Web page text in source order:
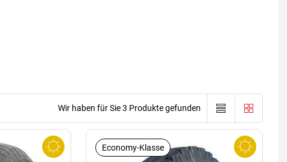
Wir haben für Sie 3 Produkte gefunden
Economy-Klasse